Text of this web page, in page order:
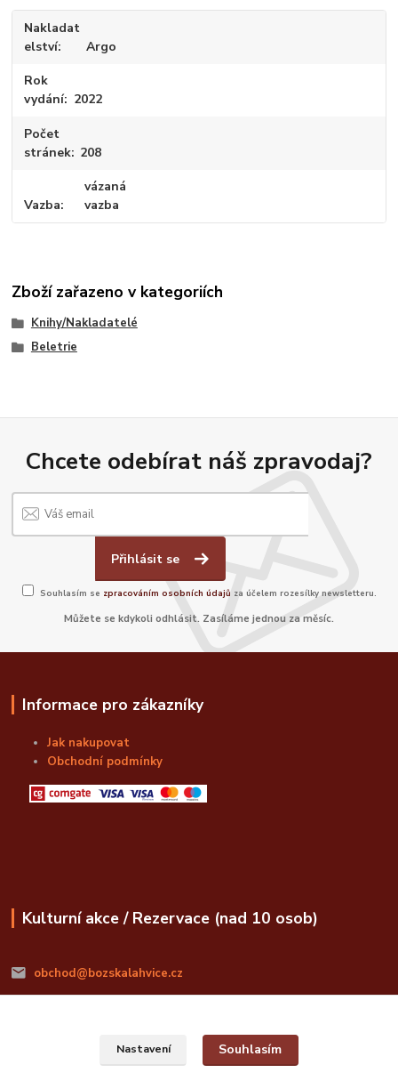
Nakladat
elství
Argo
Rok
vydání
2022
Počet
stránek 208
Vazba
vázaná
vazba
Zboží zařazeno v kategoriích
Knihy/Nakladatelé
Beletrie
Chcete odebírat náš zpravodaj?
Přihlásit se
Souhlasím se zpracováním osobních údajů za účelem rozesílky newsletteru.
Můžete se kdykoli odhlásit. Zasíláme jednou za měsíc.
Informace pro zákazníky
Jak nakupovat
Obchodní podmínky
Kulturní akce / Rezervace (nad 10 osob)
obchod@bozskalahvice.cz
Nastavení Souhlasím